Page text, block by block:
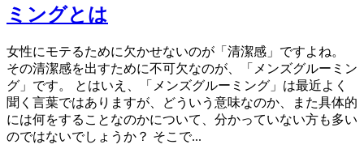
ミングとは
女性にモテるために欠かせないのが「清潔感」ですよね。
その清潔感を出すために不可欠なのが、「メンズグルーミン
グ」です。 とはいえ、「メンズグルーミング」は最近よく
聞く言葉ではありますが、どういう意味なのか、また具体的
には何をすることなのかについて、分かっていない方も多い
のではないでしょうか？ そこで...